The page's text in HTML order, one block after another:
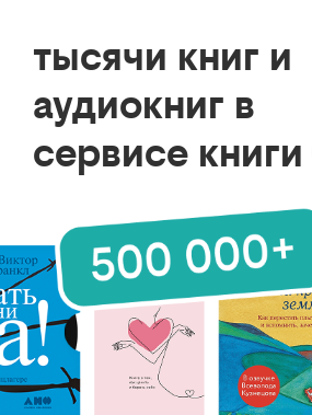
тысячи книг и
аудиокниг в
сервисе